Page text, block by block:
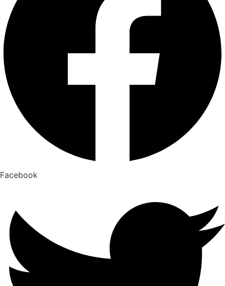
Facebook